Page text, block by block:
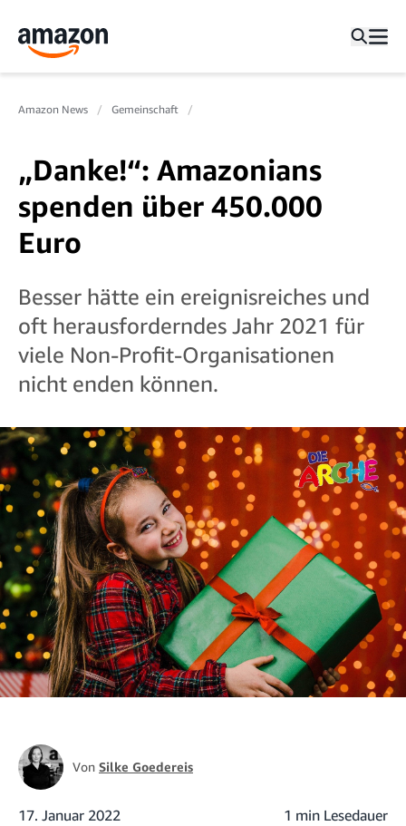
Amazon News Gemeinschaft
„Danke!“: Amazonians
spenden über 450.000
Euro
Besser hätte ein ereignisreiches und
oft herausforderndes Jahr 2021 für
viele Non-Profit-Organisationen
nicht enden können.
Von Silke Goedereis
17. Januar 2022 1 min Lesedauer